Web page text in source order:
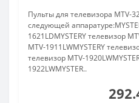
Пульты для телевизора MTV-
следующей
1621LDMYSTERY телевизор
MTV-1911LWMYSTERY
телевизор MTV-
1922LWMYSTER..